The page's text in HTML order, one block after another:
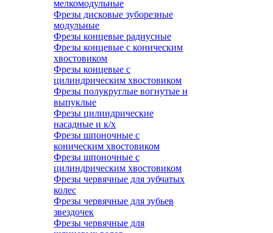
мелкомодульные
Фрезы дисковые зуборезные
модульные
Фрезы концевые радиусные
Фрезы концевые с коническим
хвостовиком
Фрезы концевые с
цилиндрическим хвостовиком
Фрезы полукруглые вогнутые и
выпуклые
Фрезы цилиндрические
насадные и к/х
Фрезы шпоночные с
коническим хвостовиком
Фрезы шпоночные с
цилиндрическим хвостовиком
Фрезы червячные для зубчатых
колес
Фрезы червячные для зубьев
звездочек
Фрезы червячные для